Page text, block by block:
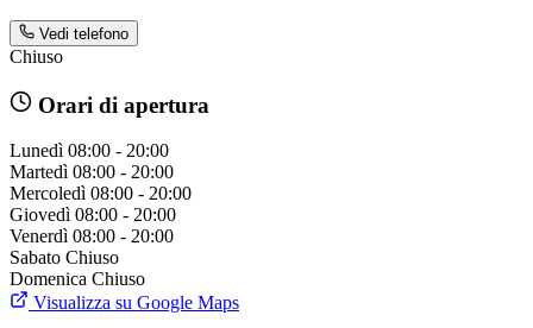
Vedi telefono
Chiuso
Orari di apertura
Lunedì 08:00 - 20:00
Martedì 08:00 - 20:00
Mercoledì 08:00 - 20:00
Giovedì 08:00 - 20:00
Venerdì 08:00 - 20:00
Sabato Chiuso
Domenica Chiuso
Visualizza su Google Maps